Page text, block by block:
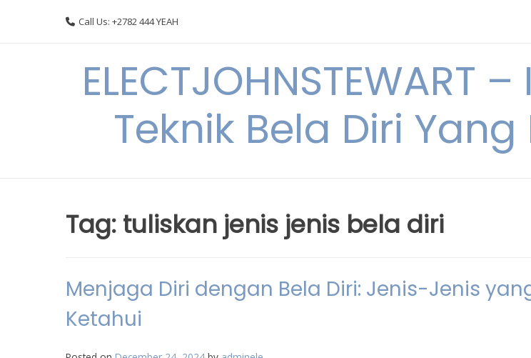
Call Us: +2782 444 YEAH
Teknik Bela Diri
Tag: tuliskan jenis jenis bela diri
Menjaga Diri dengan Bela Diri: Jenis-Jenis
Ketahui